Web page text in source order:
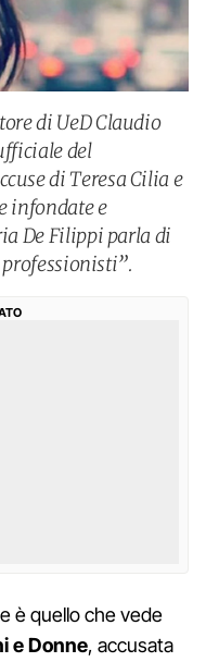
di UeD Claudio
del
di Teresa Cilia e
infondate e
De Filippi parla di
è quello che vede
e Donne, accusata